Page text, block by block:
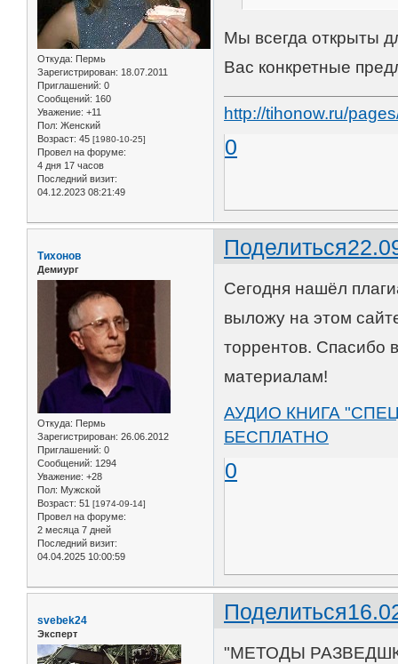
Откуда: Пермь
Зарегистрирован: 18.07.2011
Приглашений: 0
Сообщений: 160
Уважение: +11
Пол: Женский
Возраст: 45 [1980-10-25]
Провел на форуме:
4 дня 17 часов
Последний визит:
04.12.2023 08:21:49
Мы всегда открыты
Вас конкретные
http://tihonow.ru/
0
Поделиться
Тихонов
Демиург
Откуда: Пермь
Зарегистрирован: 26.06.2012
Приглашений: 0
Сообщений: 1294
Уважение: +28
Пол: Мужской
Возраст: 51 [1974-09-14]
Провел на форуме:
2 месяца 7 дней
Последний визит:
04.04.2025 10:00:59
Сегодня нашёл
выложу на этом
торрентов. Спасибо
материалам!
АУДИО КНИГА
БЕСПЛАТНО
0
Поделиться
svebek24
Эксперт
"МЕТОДЫ